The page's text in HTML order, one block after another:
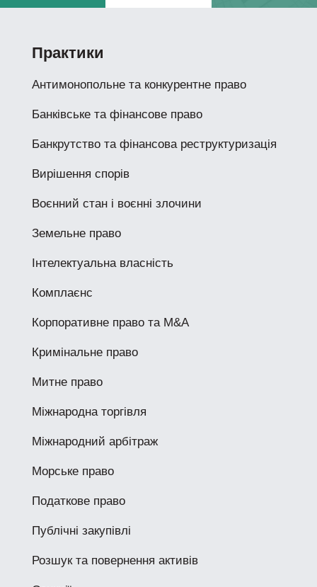
Практики
Антимонопольне та конкурентне право
Банківське та фінансове право
Банкрутство та фінансова реструктуризація
Вирішення спорів
Воєнний стан і воєнні злочини
Земельне право
Інтелектуальна власність
Комплаєнс
Корпоративне право та M&A
Кримінальне право
Митне право
Міжнародна торгівля
Міжнародний арбітраж
Морське право
Податкове право
Публічні закупівлі
Розшук та повернення активів